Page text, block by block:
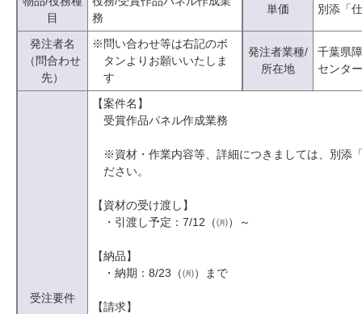
目
務
単価 別添「
発注者名
（問合わせ
先）
※問い合わせ等は右記のボ
タンよりお願いいたしま
す
発注者業種/
所在地
千葉県
センタ
受注要件
【案件名】
受賞作品パネル作成業務
※資材・作業内容等、詳細につきましては、別添
ださい。
【資材の受け渡し】
・引渡し予定：7/12（㈪）～
【納品】
・納期：8/23（㈪）まで
【請求】